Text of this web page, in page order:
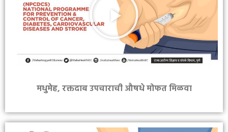
मधुमेह, रक्तदाब उपचाराची औषधे मोफत मिळवा